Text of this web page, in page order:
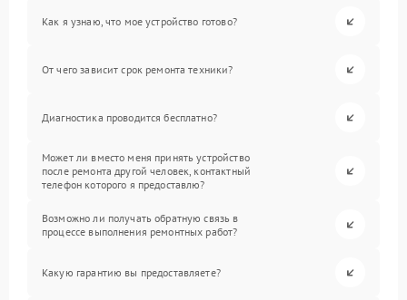
Как я узнаю, что мое устройство готово?
От чего зависит срок ремонта техники?
Диагностика проводится бесплатно?
Может ли вместо меня принять устройство
после ремонта другой человек, контактный
телефон которого я предоставлю?
Возможно ли получать обратную связь в
процессе выполнения ремонтных работ?
Какую гарантию вы предоставляете?